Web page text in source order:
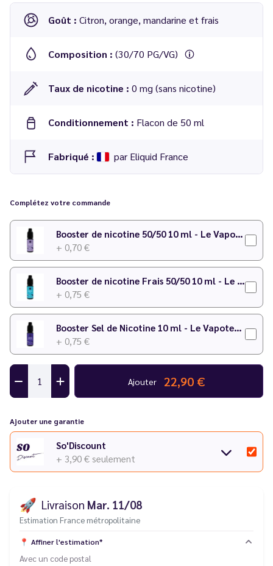
Goût : Citron, orange, mandarine et frais
Composition : (30/70 PG/VG)
Taux de nicotine : 0 mg (sans nicotine)
Conditionnement : Flacon de 50 ml
Fabriqué : par Eliquid France
Complétez votre commande
Booster de nicotine 50/50 10 ml - Le Vapoteur Discount
+ 0,70 €
Booster de nicotine Frais 50/50 10 ml - Le Vapoteur Discount
+ 0,75 €
Booster Sel de Nicotine 10 ml - Le Vapoteur Discount
+ 0,75 €
Ajouter 22,90 €
Ajouter une garantie
So'Discount
+ 3,90 € seulement
🚀 Livraison Mar. 11/08
Estimation France métropolitaine
📍 Affiner l'estimation*
Avec un code postal